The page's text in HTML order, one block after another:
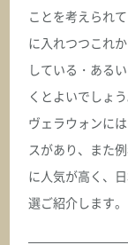
ことを考えられ
に入れつつこれ
している・ある
くとよいでしょう
ヴェラウォンに
スがあり、また
に人気が高く、
選ご紹介します。